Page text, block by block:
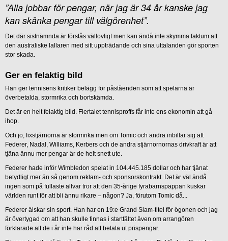
”Alla jobbar för pengar, när jag är 34 år kanske jag
kan skänka pengar till välgörenhet”.
Det där sistnämnda är förstås vällovligt men kan ändå inte skymma faktum att
den australiske lallaren med sitt uppträdande och sina uttalanden gör sporten
stor skada.
Ger en felaktig bild
Han ger tennisens kritiker belägg för påståenden som att spelarna är
överbetalda, stormrika och bortskämda.
Det är en helt felaktig bild. Flertalet tennisproffs får inte ens ekonomin att gå
ihop.
Och jo, fixstjärnorna är stormrika men om Tomic och andra inbillar sig att
Federer, Nadal, Williams, Kerbers och de andra stjärnornornas drivkraft är att
tjäna ännu mer pengar är de helt snett ute.
Federer hade inför Wimbledon spelat in 104.445.185 dollar och har tjänat
betydligt mer än så genom reklam- och sponsorskontrakt. Det är väl ändå
ingen som på fullaste allvar tror att den 35-årige fyrabarnspappan kuskar
världen runt för att bli ännu rikare – någon? Ja, förutom Tomic då...
Federer älskar sin sport. Han har en 19:e Grand Slam-titel för ögonen och jag
är övertygad om att han skulle finnas i startfältet även om arrangören
förklarade att de i år inte har råd att betala ut prispengar.